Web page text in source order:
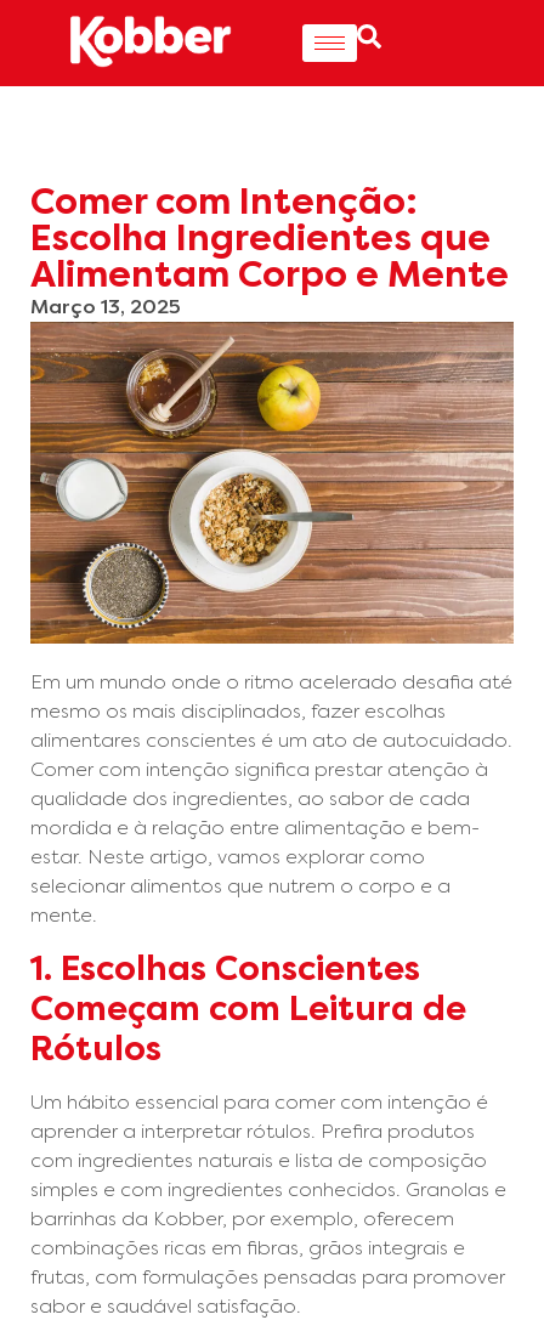
Comer com Intenção:
Escolha Ingredientes que
Alimentam Corpo e Mente
Março 13, 2025
Em um mundo onde o ritmo acelerado desafia até
mesmo os mais disciplinados, fazer escolhas
alimentares conscientes é um ato de autocuidado.
Comer com intenção significa prestar atenção à
qualidade dos ingredientes, ao sabor de cada
mordida e à relação entre alimentação e bem-
estar. Neste artigo, vamos explorar como
selecionar alimentos que nutrem o corpo e a
mente.
1. Escolhas Conscientes
Começam com Leitura de
Rótulos
Um hábito essencial para comer com intenção é
aprender a interpretar rótulos. Prefira produtos
com ingredientes naturais e lista de composição
simples e com ingredientes conhecidos. Granolas e
barrinhas da Kobber, por exemplo, oferecem
combinações ricas em fibras, grãos integrais e
frutas, com formulações pensadas para promover
sabor e saudável satisfação.